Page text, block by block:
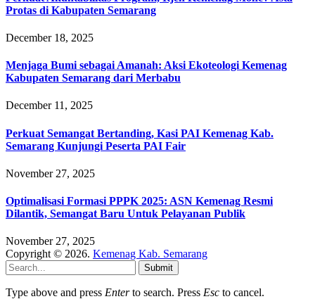
Protas di Kabupaten Semarang
December 18, 2025
Menjaga Bumi sebagai Amanah: Aksi Ekoteologi Kemenag
Kabupaten Semarang dari Merbabu
December 11, 2025
Perkuat Semangat Bertanding, Kasi PAI Kemenag Kab.
Semarang Kunjungi Peserta PAI Fair
November 27, 2025
Optimalisasi Formasi PPPK 2025: ASN Kemenag Resmi
Dilantik, Semangat Baru Untuk Pelayanan Publik
November 27, 2025
Copyright © 2026. Kemenag Kab. Semarang
Submit
Type above and press Enterto search. Press Esc to cancel.